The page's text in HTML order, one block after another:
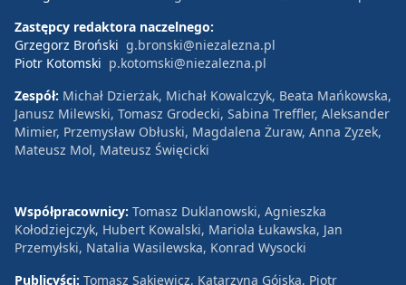
Zastępcy redaktora naczelnego:
Grzegorz Broński g.bronski@niezalezna.pl
Piotr Kotomski p.kotomski@niezalezna.pl
Zespół: Michał Dzierżak, Michał Kowalczyk, Beata Mańkowska,
Janusz Milewski, Tomasz Grodecki, Sabina Treffler, Aleksander
Mimier, Przemysław Obłuski, Magdalena Żuraw, Anna Zyzek,
Mateusz Mol, Mateusz Święcicki
Współpracownicy: Tomasz Duklanowski, Agnieszka
Kołodziejczyk, Hubert Kowalski, Mariola Łukawska, Jan
Przemyłski, Natalia Wasilewska, Konrad Wysocki
Publicyści: Tomasz Sakiewicz, Katarzyna Gójska, Piotr